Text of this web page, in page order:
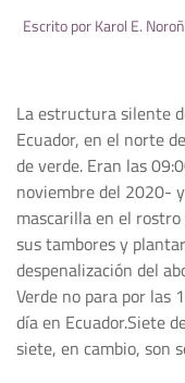
Escrito porKarol E.
La estructura silente
Ecuador, en el norte
de verde. Eran las
noviembre del 2020-
mascarilla en el
sus tambores y
despenalización del
Verde no para por las
día en Ecuador.Siete
siete, en cambio, son